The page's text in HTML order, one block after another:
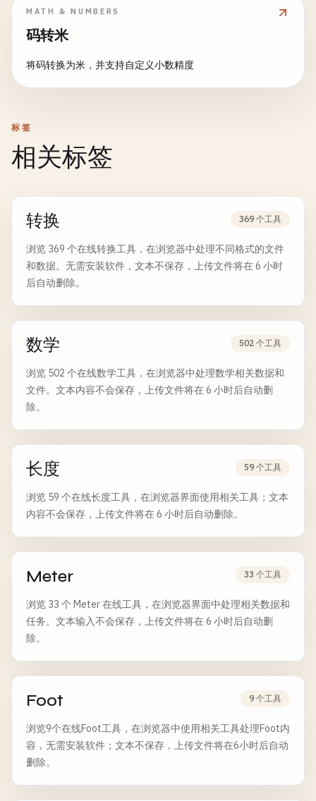
MATH & NUMBERS
码转米
将码转换为米，并支持自定义小数精度
标签
相关标签
转换 369 个工具
浏览 369 个在线转换工具，在浏览器中处理不同格式的文件
和数据。无需安装软件，文本不保存，上传文件将在 6 小时
后自动删除。
数学 502 个工具
浏览 502 个在线数学工具，在浏览器中处理数学相关数据和
文件。文本内容不会保存，上传文件将在 6 小时后自动删
除。
长度 59 个工具
浏览 59 个在线长度工具，在浏览器界面使用相关工具；文本
内容不会保存，上传文件将在 6 小时后自动删除。
Meter 33 个工具
浏览 33 个 Meter 在线工具，在浏览器界面中处理相关数据和
任务。文本输入不会保存，上传文件将在 6 小时后自动删
除。
Foot 9 个工具
浏览9个在线Foot工具，在浏览器中使用相关工具处理Foot内
容，无需安装软件；文本不保存，上传文件将在6小时后自动
删除。